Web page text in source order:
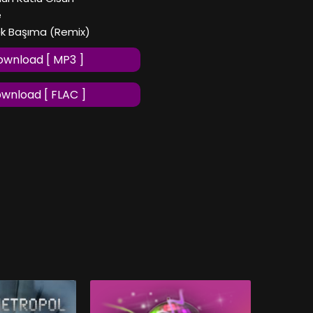
Başıma (Remix)
[ MP3 ]
[ FLAC ]